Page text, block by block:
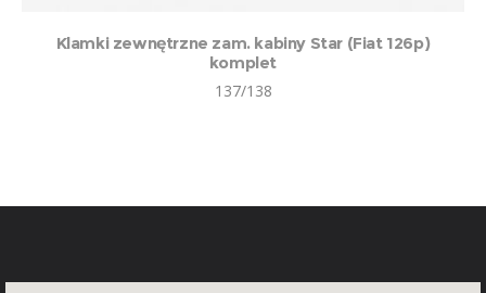
Klamki zewnętrzne zam. kabiny Star (Fiat 126p)
komplet
137/138